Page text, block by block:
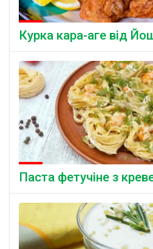
Курка кара-аге від
Паста фетучіне з